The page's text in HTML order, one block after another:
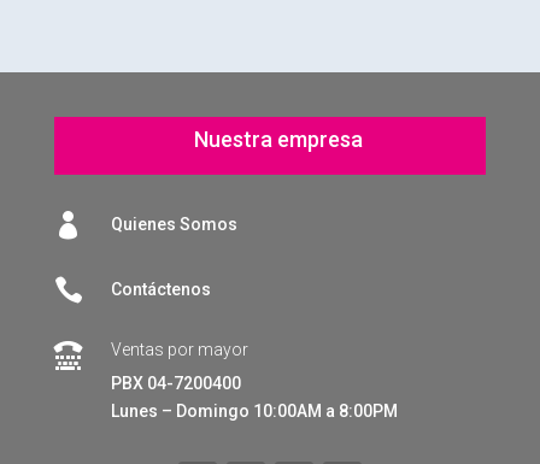
Nuestra empresa
 Quienes Somos
 Contáctenos

Ventas por mayor
PBX 04-7200400
Lunes – Domingo 10:00AM a 8:00PM